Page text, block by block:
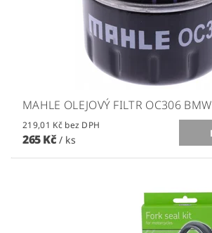
MAHLE OLEJOVÝ FILTR OC306 BMW
219,01 Kč bez DPH
265 Kč / ks